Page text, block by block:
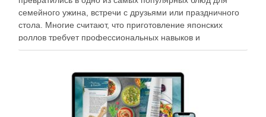
семейного ужина, встречи с друзьями или праздничного
стола. Многие считают, что приготовление японских
роллов требует профессиональных навыков и
специального оборудования, однако на практике сделать
кухне. Главное — …